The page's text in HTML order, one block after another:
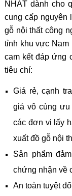
NHẤT dành cho
cung cấp nguyên
gỗ nội thất công
tỉnh khu vực Nam
cam kết đáp ứng
tiêu chí:
Giá rẻ, cạnh
giá vô cùng ưu
các đơn vị lấy
xuất đồ gỗ nội
Sản phẩm
chứng nhận về
An toàn tuyệt